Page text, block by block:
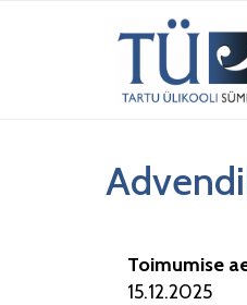
Toimumise
15.12.2025